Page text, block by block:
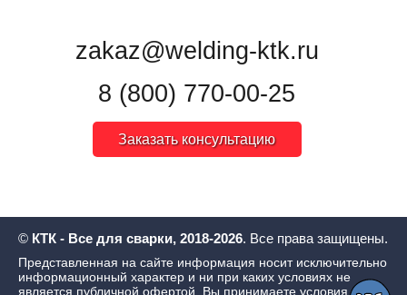
zakaz@welding-ktk.ru
8 (800) 770-00-25
Заказать консультацию
© КТК - Все для сварки, 2018-2026. Все права защищены.
Представленная на сайте информация носит исключительно
информационный характер и ни при каких условиях не
является публичной офертой. Вы принимаете условия